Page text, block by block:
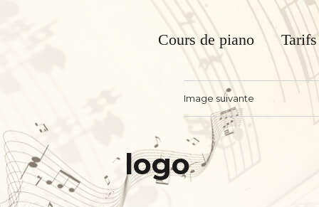
Cours de piano Tarifs
Cécile Garcin
Image suivante
logo